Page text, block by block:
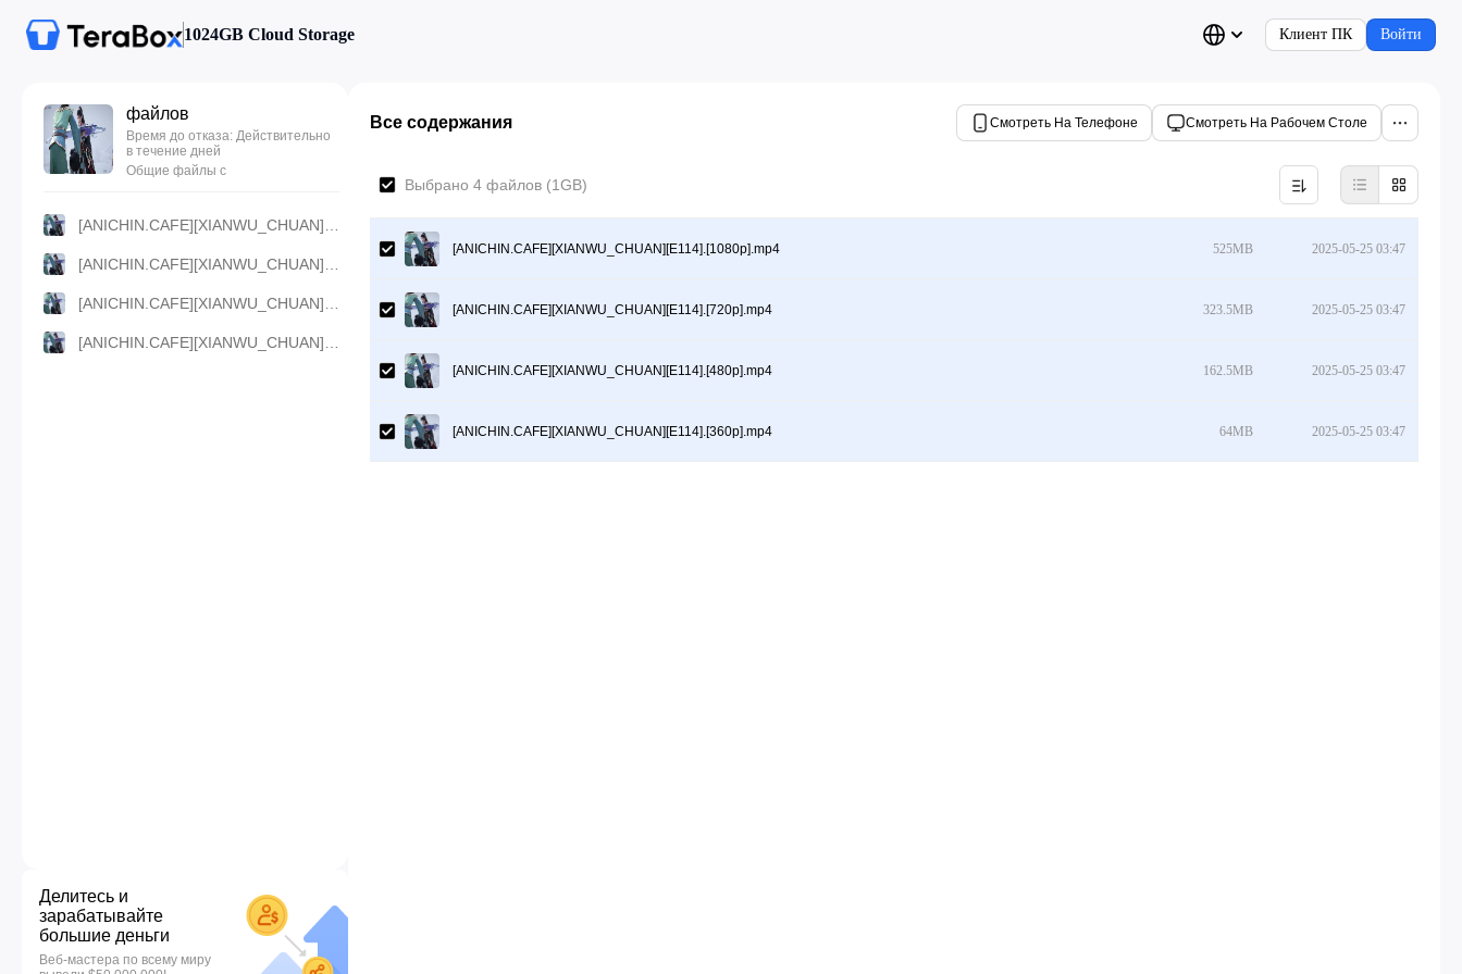
1024GB Cloud Storage Клиент ПК Войти
файлов
Время до отказа: Действительно
в течение дней
Общие файлы с
Делитесь и
зарабатывайте
большие деньги
Веб-мастера по всему миру
Все содержания Смотреть На Телефоне Смотреть На Рабочем Столе
Выбрано 4 файлов (1GB)
[ANICHIN.CAFE][XIANWU_CHUAN][E114].[1080p].mp4 525MB 2025-05-25 03:47
[ANICHIN.CAFE][XIANWU_CHUAN][E114].[720p].mp4 323.5MB 2025-05-25 03:47
[ANICHIN.CAFE][XIANWU_CHUAN][E114].[480p].mp4 162.5MB 2025-05-25 03:47
[ANICHIN.CAFE][XIANWU_CHUAN][E114].[360p].mp4 64MB 2025-05-25 03:47